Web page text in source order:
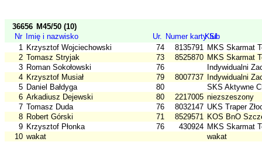
36656 M45/50 (10)
Nr
Imię i nazwisko Ur. Numer karty SI
Klub
1 Krzysztof Wojciechowski 74 8135791 MKS Skarmat
2 Tomasz Stryjak 73 8525870 MKS Skarmat
3 Roman Sokołowski 76
Indywidualni
4 Krzysztof Musiał 79 8007737
Indywidualni
5 Daniel Bałdyga 80
SKS Aktywne
6 Arkadiusz Dejewski 80 2217005 niezszeszony
7 Tomasz Duda 76 8032147 UKS Traper
8 Robert Górski 71 8529571 KOS BnO
9 Krzysztof Płonka 76 430924 MKS Skarmat
10 wakat wakat